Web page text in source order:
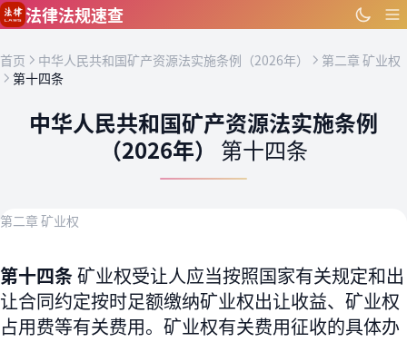
跳到主要内容
法律法规速查
首页 中华人民共和国矿产资源法实施条例（2026年）
第二章 矿业权
第十四条
中华人民共和国矿产资源法实施条例
（2026年） 第十四条
第二章 矿业权
第十四条矿业权受让人应当按照国家有关规定和出
让合同约定按时足额缴纳矿业权出让收益、矿业权
占用费等有关费用。矿业权有关费用征收的具体办